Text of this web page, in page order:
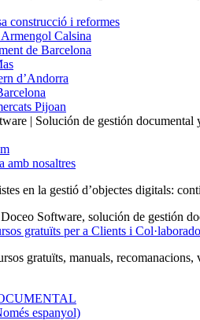
construcció i reformes
Calsina
de Barcelona
d’Andorra
Pijoan
amb nosaltres
en la gestió d’objectes digitals:
gratuïts per a Clients i
gratuïts, manuals,
espanyol)